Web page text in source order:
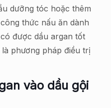
dưỡng tóc hoặc thêm
thức nấu ăn dành
được dầu argan tốt
phương pháp điều trị
vào dầu gội